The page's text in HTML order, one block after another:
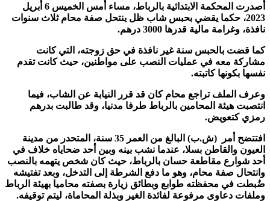
أصدرت المحكمة الابتدائية بالرباط، مساء أمس الخميس 6 أبريل
2023، حكما يقضي بحبس شاب ظل ينتحل صفة محام ثلاث سنوات
نافذة، وغرامة مالية قدرها 3000 درهم.
كما قضت بالحبس سنة غير نافذة في حق زوجته، التي كانت
مشاركة معه في عمليات النصب على مواطنين، حيث كانت تقدم
نفسها بكونها كاتبته.
وعرف الملف تراجع محام كان قد قرر النيابة عن الشاب، فيما
انتصبت هيئة المحامين بالرباط طرفا مدنيا، وقد طالبت بدرهم
رمزي كتعويض.
افتتضح أمر (ش.ب) البالغ من العمر 35 سنة، المتحدر من مدينة
العيون والقاطن بسلا، عندما نشب بينه وبين أحد ضحاياه خلاف في
أحد شوارع مقاطعة حسان بالرباط، حيث كان شخص يتهمه بالنصب
وانتحال صفة محام، وهو ما دفع الشرطة إلى التدخل، وبعد تفتيشه
ضُبطت في محفظته طوابع وبطائق زيارة بصفته محاميا بهيئة الرباط
وملفات دعاوى مرفوعة لفائدة الغير وبذلة المحاماة، ليتم توقيفه.